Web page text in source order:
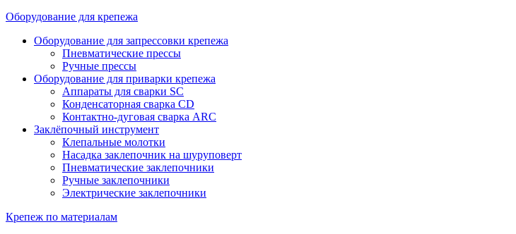
Оборудование для крепежа
Оборудование для запрессовки крепежа
Пневматические прессы
Ручные прессы
Оборудование для приварки крепежа
Аппараты для сварки SC
Конденсаторная сварка CD
Контактно-дуговая сварка ARC
Заклёпочный инструмент
Клепальные молотки
Насадка заклепочник на шуруповерт
Пневматические заклепочники
Ручные заклепочники
Электрические заклепочники
Крепеж по материалам